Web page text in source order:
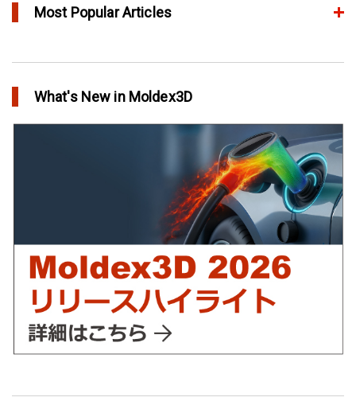
Most Popular Articles
欧州最大手の自動車部品パーツメーカーFaurecia社の製品設計最
適化プロジェクト－Moldex3Dにより実現
YUDO、ホットランナーシステム成形開発のデザイン検証および
最適化にMoldex3Dの統合を実現
What's New in Moldex3D